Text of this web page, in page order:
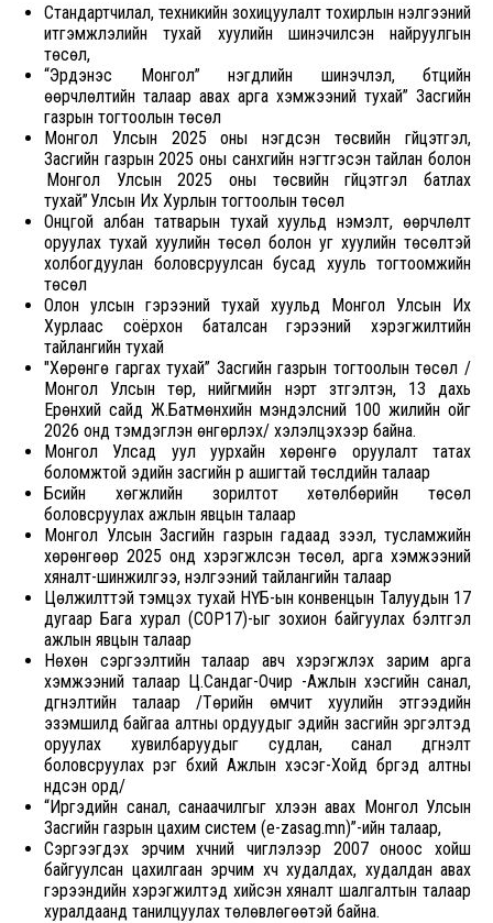
Стандартчилал, техникийн зохицуулалт тохирлын үнэлгээний
итгэмжлэлийн тухай хуулийн шинэчилсэн найруулгын
төсөл,
“Эрдэнэс Монгол” нэгдлийн шинэчлэл, бүтцийн
өөрчлөлтийн талаар авах арга хэмжээний тухай” Засгийн
газрын тогтоолын төсөл
Монгол Улсын 2025 оны нэгдсэн төсвийн гүйцэтгэл,
Засгийн газрын 2025 оны санхүүгийн нэгтгэсэн тайлан болон
Монгол Улсын 2025 оны төсвийн гүйцэтгэл батлах
тухай” Улсын Их Хурлын тогтоолын төсөл
Онцгой албан татварын тухай хуульд нэмэлт, өөрчлөлт
оруулах тухай хуулийн төсөл болон уг хуулийн төсөлтэй
холбогдуулан боловсруулсан бусад хууль тогтоомжийн
төсөл
Олон улсын гэрээний тухай хуульд Монгол Улсын Их
Хурлаас соёрхон баталсан гэрээний хэрэгжилтийн
тайлангийн тухай
"Хөрөнгө гаргах тухай” Засгийн газрын тогтоолын төсөл /
Монгол Улсын төр, нийгмийн нэрт зүтгэлтэн, 13 дахь
Ерөнхий сайд Ж.Батмөнхийн мэндэлсний 100 жилийн ойг
2026 онд тэмдэглэн өнгөрүүлэх/ хэлэлцэхээр байна.
Монгол Улсад уул уурхайн хөрөнгө оруулалт татах
боломжтой эдийн засгийн үр ашигтай төслүүдийн талаар
Бүсийн хөгжлийн зорилтот хөтөлбөрийн төсөл
боловсруулах ажлын явцын талаар
Монгол Улсын Засгийн газрын гадаад зээл, тусламжийн
хөрөнгөөр 2025 онд хэрэгжүүлсэн төсөл, арга хэмжээний
хяналт-шинжилгээ, үнэлгээний тайлангийн талаар
Цөлжилттэй тэмцэх тухай НҮБ-ын конвенцын Талуудын 17
дугаар Бага хурал (СОР17)-ыг зохион байгуулах бэлтгэл
ажлын явцын талаар
Нөхөн сэргээлтийн талаар авч хэрэгжүүлэх зарим арга
хэмжээний талаар Ц.Сандаг-Очир -Ажлын хэсгийн санал,
дүгнэлтийн талаар /Төрийн өмчит хуулийн этгээдийн
эзэмшилд байгаа алтны ордуудыг эдийн засгийн эргэлтэд
оруулах хувилбаруудыг судлан, санал дүгнэлт
боловсруулах үүрэг бүхий Ажлын хэсэг-Хойд бүргэд алтны
үндсэн орд/
“Иргэдийн санал, санаачилгыг хүлээн авах Монгол Улсын
Засгийн газрын цахим систем (e-zasag.mn)”-ийн талаар,
Сэргээгдэх эрчим хүчний чиглэлээр 2007 оноос хойш
байгуулсан цахилгаан эрчим хүч худалдах, худалдан авах
гэрээнүүдийн хэрэгжилтэд хийсэн хяналт шалгалтын талаар
хуралдаанд танилцуулах төлөвлөгөөтэй байна.